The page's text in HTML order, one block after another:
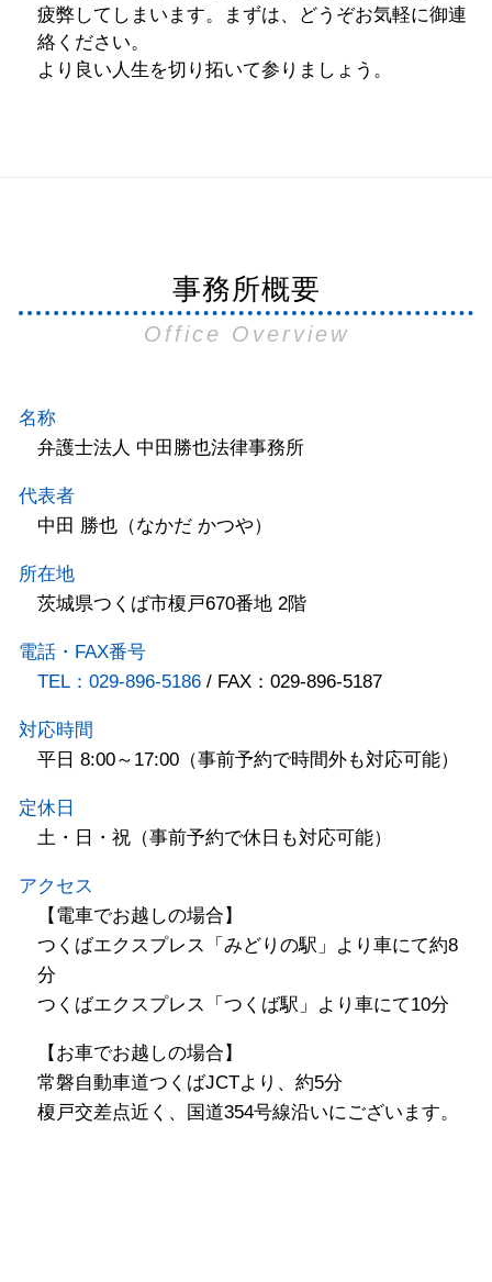
疲弊してしまいます。まずは、どうぞお気軽に御連
絡ください。
より良い人生を切り拓いて参りましょう。
事務所概要
Office Overview
名称
弁護士法人 中田勝也法律事務所
代表者
中田 勝也（なかだ かつや）
所在地
茨城県つくば市榎戸670番地 2階
電話・FAX番号
TEL：029-896-5186 / FAX：029-896-5187
対応時間
平日 8:00～17:00（事前予約で時間外も対応可能）
定休日
土・日・祝（事前予約で休日も対応可能）
アクセス
【電車でお越しの場合】
つくばエクスプレス「みどりの駅」より車にて約8
分
つくばエクスプレス「つくば駅」より車にて10分
【お車でお越しの場合】
常磐自動車道つくばJCTより、約5分
榎戸交差点近く、国道354号線沿いにございます。